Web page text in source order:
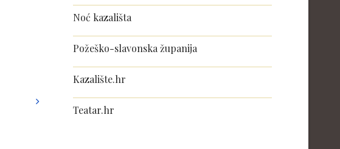
Noć kazališta
Požeško-slavonska županija
Kazalište.hr
Teatar.hr